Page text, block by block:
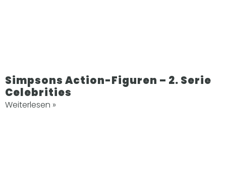
Simpsons Action-Figuren – 2. Serie
Celebrities
Weiterlesen »